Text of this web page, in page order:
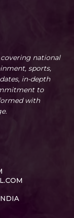
national
sports,
in-depth
to
with